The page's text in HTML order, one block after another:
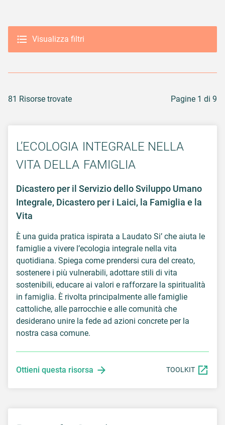
Visualizza filtri
81 Risorse trovate Pagine 1 di 9
L’ECOLOGIA INTEGRALE NELLA
VITA DELLA FAMIGLIA
Dicastero per il Servizio dello Sviluppo Umano
Integrale, Dicastero per i Laici, la Famiglia e la
Vita
È una guida pratica ispirata a Laudato Si’ che aiuta le
famiglie a vivere l’ecologia integrale nella vita
quotidiana. Spiega come prendersi cura del creato,
sostenere i più vulnerabili, adottare stili di vita
sostenibili, educare ai valori e rafforzare la spiritualità
in famiglia. È rivolta principalmente alle famiglie
cattoliche, alle parrocchie e alle comunità che
desiderano unire la fede ad azioni concrete per la
nostra casa comune.
Ottieni questa risorsa TOOLKIT